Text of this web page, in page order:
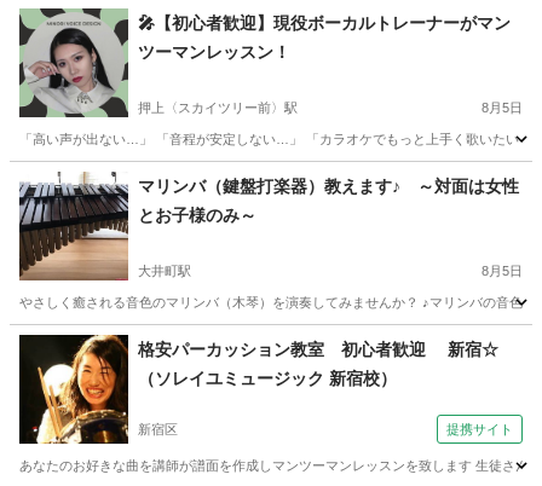
🎤【初心者歓迎】現役ボーカルトレーナーがマン
ツーマンレッスン！
押上〈スカイツリー前〉駅 8月5日
「高い声が出ない…」 「音程が安定しない…」 「カラオケでもっと上手く歌いたい
墨田区 押上〈スカイツリー前〉駅 ボーカル レッスン
マリンバ（鍵盤打楽器）教えます♪ ～対面は女性
とお子様のみ～
大井町駅 8月5日
やさしく癒される音色のマリンバ（木琴）を演奏してみませんか？ ♪マリンバの音色
東京 品川区 大井町駅 マリンバ
格安パーカッション教室 初心者歓迎 新宿☆
（ソレイユミュージック 新宿校）
新宿区 提携サイト
あなたのお好きな曲を講師が譜面を作成しマンツーマンレッスンを致します 生徒さ